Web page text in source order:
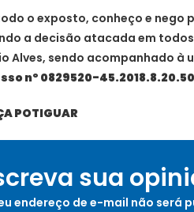
o exposto, conheço e nego
a decisão atacada em
Alves, sendo acompanhado à
nº 0829520-
POTIGUAR
sua
endereço de e-mail não será